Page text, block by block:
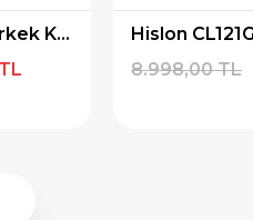
Hislon CL121G-03KGS Erkek Kol Saati
8.998,00 TL